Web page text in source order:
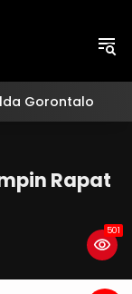
Gorontalo
Rapat
501